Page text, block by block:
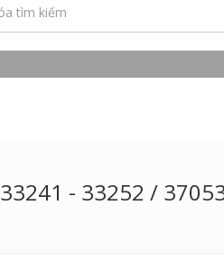
33241 - 33252 /